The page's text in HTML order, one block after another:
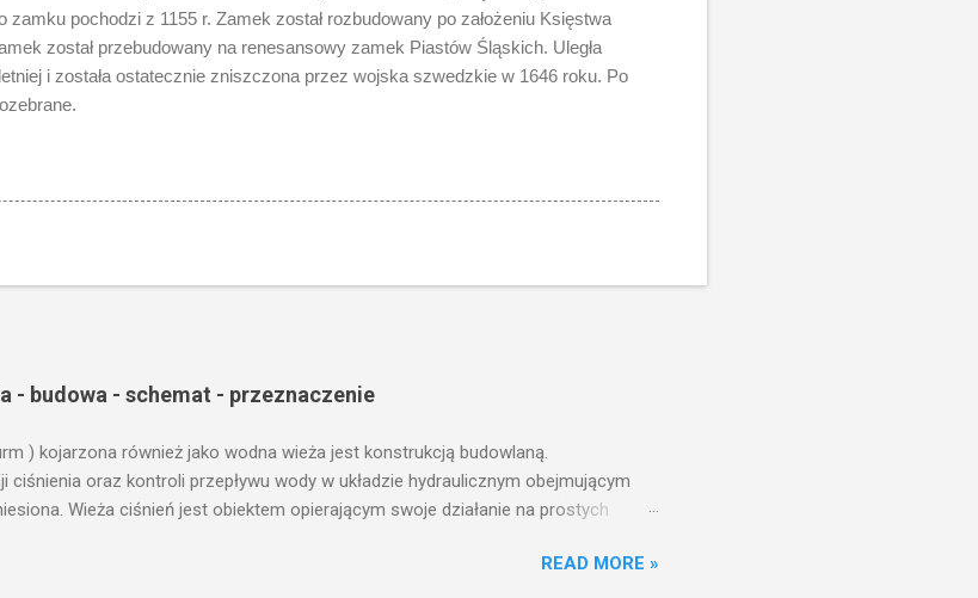
pochodzi z 1155 r. Zamek został rozbudowany po założeniu Księstwa
został przebudowany na renesansowy zamek Piastów Śląskich. Uległa
i została ostatecznie zniszczona przez wojska szwedzkie w 1646 roku. Po
- budowa - schemat - przeznaczenie
) kojarzona również jako wodna wieża jest konstrukcją budowlaną.
oraz kontroli przepływu wody w układzie hydraulicznym obejmującym
Wieża ciśnień jest obiektem opierającym swoje działanie na prostych
miejskich oraz kolejowych. Podstawową funkcją wież ciśnień jest zwiększanie
READ MORE »